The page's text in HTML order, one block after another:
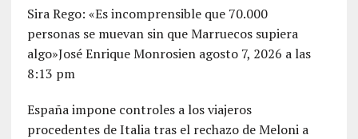
Sira Rego: «Es incomprensible que 70.000
personas se muevan sin que Marruecos supiera
algo»José Enrique Monrosien agosto 7, 2026 a las
8:13 pm
España impone controles a los viajeros
procedentes de Italia tras el rechazo de Meloni a